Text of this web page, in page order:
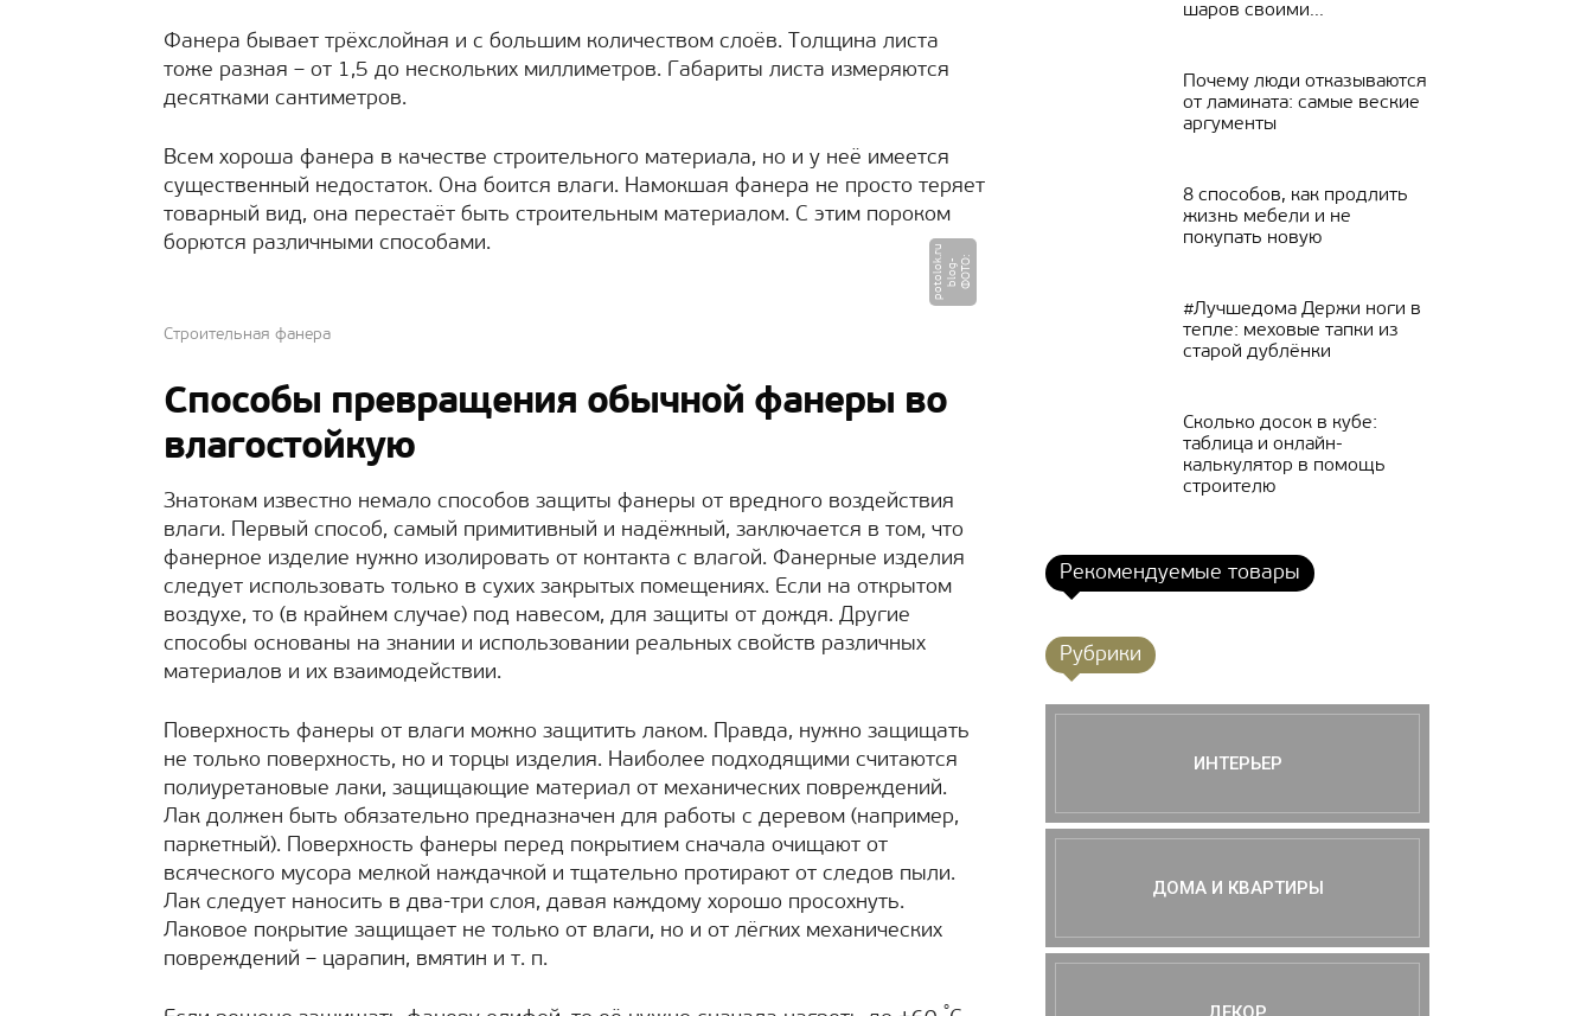
Фанера бывает трёхслойная и с большим количеством слоёв. Толщина листа
тоже разная – от 1,5 до нескольких миллиметров. Габариты листа измеряются
десятками сантиметров.
Всем хороша фанера в качестве строительного материала, но и у неё имеется
существенный недостаток. Она боится влаги. Намокшая фанера не просто теряет
товарный вид, она перестаёт быть строительным материалом. С этим пороком
борются различными способами.
Ф
О
Т
О:
b
l
o
g
-p
o
t
o
l
o
k.
r
u
Строительная фанера
Способы превращения обычной фанеры во
влагостойкую
Знатокам известно немало способов защиты фанеры от вредного воздействия
влаги. Первый способ, самый примитивный и надёжный, заключается в том, что
фанерное изделие нужно изолировать от контакта с влагой. Фанерные изделия
следует использовать только в сухих закрытых помещениях. Если на открытом
воздухе, то (в крайнем случае) под навесом, для защиты от дождя. Другие
способы основаны на знании и использовании реальных свойств различных
материалов и их взаимодействии.
Поверхность фанеры от влаги можно защитить лаком. Правда, нужно защищать
не только поверхность, но и торцы изделия. Наиболее подходящими считаются
полиуретановые лаки, защищающие материал от механических повреждений.
Лак должен быть обязательно предназначен для работы с деревом (например,
паркетный). Поверхность фанеры перед покрытием сначала очищают от
всяческого мусора мелкой наждачкой и тщательно протирают от следов пыли.
Лак следует наносить в два-три слоя, давая каждому хорошо просохнуть.
Лаковое покрытие защищает не только от влаги, но и от лёгких механических
повреждений – царапин, вмятин и т. п.
°
шаров своими...
Почему люди отказываются
от ламината: самые веские
аргументы
8 способов, как продлить
жизнь мебели и не
покупать новую
#Лучшедома Держи ноги в
тепле: меховые тапки из
старой дублёнки
Сколько досок в кубе:
таблица и онлайн-
калькулятор в помощь
строителю
Рекомендуемые товары
Рубрики
ИНТЕРЬЕР
ДОМА И КВАРТИРЫ